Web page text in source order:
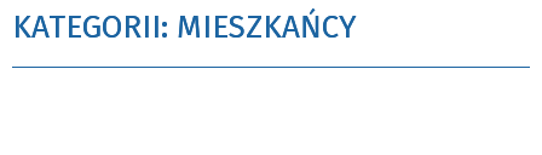
KATEGORII: MIESZKAŃCY